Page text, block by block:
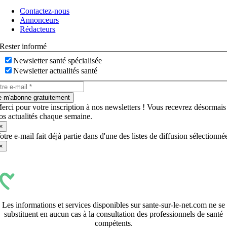
basculeContactez-nous
Annonceurs
Rédacteurs
Rester informé
Newsletter santé spécialisée
Newsletter actualités santé
m'abonne gratuitement
pour votre inscription à nos newsletters ! Vous recevrez désormais
actualités chaque semaine.
e-mail fait déjà partie dans d'une des listes de diffusion
Les informations et services disponibles sur sante-sur-le-net.com ne se
substituent en aucun cas à la consultation des professionnels de santé
compétents.